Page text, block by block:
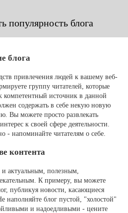
популярность блога
блога
привлечения людей к вашему веб-
группу читателей, которые
источник в данной
содержать в себе некую новую
Вы можете просто развлекать
к своей сфере деятельности.
- напоминайте читателям о себе.
контента
актуальным, полезным,
К примеру, вы можете
публикуя новости, касающиеся
наполняйте блог пустой, "холостой"
и надоедливыми - цените